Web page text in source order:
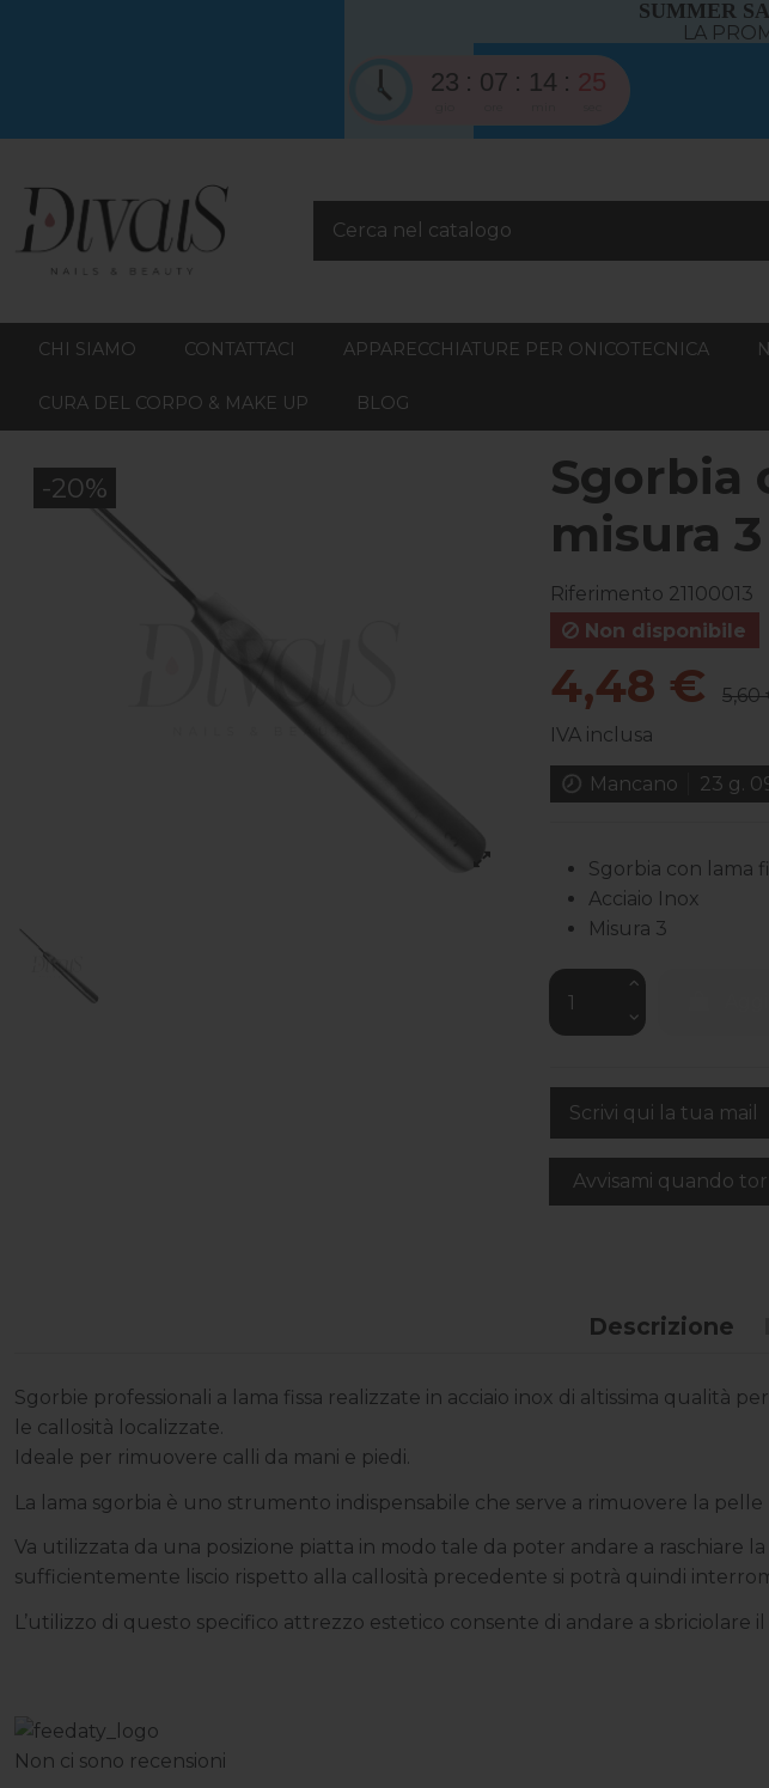
SUMMER
LA
23 07 14 24
CHI SIAMO CONTATTACI APPARECCHIATURE PER ONICOTECNICA
CURA DEL CORPO & MAKE UP BLOG
-20%
Sgorbia
misura 3
Riferimento 21100013
Non disponibile
4,48 € 5,60
IVA inclusa
Mancano 23 g.
Sgorbia con lama
Acciaio Inox
Misura 3
Descrizione
Sgorbie professionali a lama fissa realizzate in acciaio inox di altissima
le callosità localizzate.
Ideale per rimuovere calli da mani e piedi.
La lama sgorbia è uno strumento indispensabile che serve a rimuovere la pelle
Va utilizzata da una posizione piatta in modo tale da poter andare a
sufficientemente liscio rispetto alla callosità precedente si potrà quindi
L’utilizzo di questo specifico attrezzo estetico consente di andare a
Non ci sono recensioni